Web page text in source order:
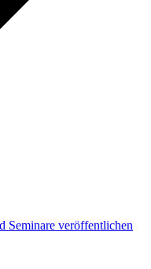
Seminare veröffentlichen